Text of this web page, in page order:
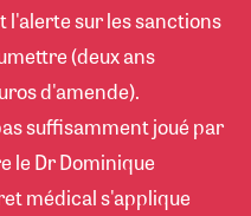
l'alerte sur les sanctions
(deux ans
d'amende).
suffisamment joué par
le Dr Dominique
médical s'applique